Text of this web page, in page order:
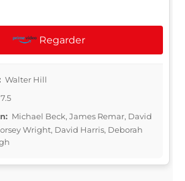
Regarder
Walter Hill
Michael Beck, James Remar, David
Wright, David Harris, Deborah